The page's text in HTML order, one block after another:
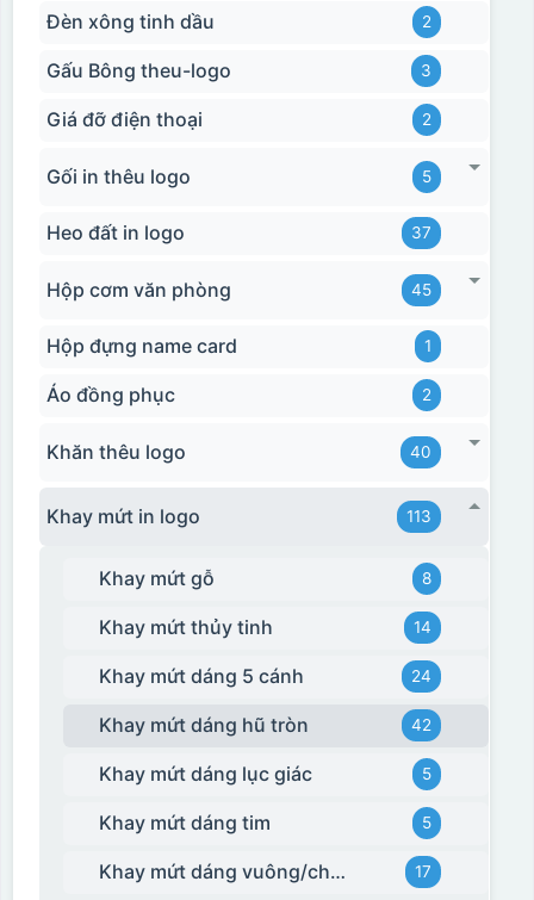
Đèn xông tinh dầu 2
Gấu Bông theu-logo 3
Giá đỡ điện thoại 2
Gối in thêu logo 5
Heo đất in logo 37
Hộp cơm văn phòng 45
Hộp đựng name card 1
Áo đồng phục 2
Khăn thêu logo 40
Khay mứt in logo 113
Khay mứt gỗ 8
Khay mứt thủy tinh 14
Khay mứt dáng 5 cánh 24
Khay mứt dáng hũ tròn 42
Khay mứt dáng lục giác 5
Khay mứt dáng tim 5
Khay mứt dáng vuông/chữ nhật 17